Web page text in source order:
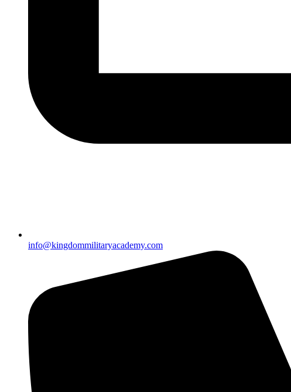
info@kingdommilitaryacademy.com